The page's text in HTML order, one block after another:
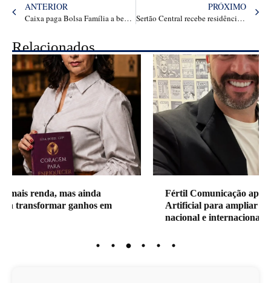
ANTERIOR
Caixa paga Bolsa Família a beneficiários com NIS de final 2 – Ceará Agora • As Notícias Mais Importantes de Fortaleza, Ceará, Brasil
PRÓXIMO
Sertão Central recebe residência em audiovisual
Relacionados
Fértil Comunicação aposta em Inteligência
Artificial para ampliar atuação no mercado